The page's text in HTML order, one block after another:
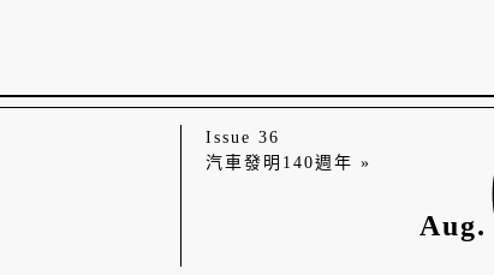
Issue 36
汽車發明140週年 »
Aug.